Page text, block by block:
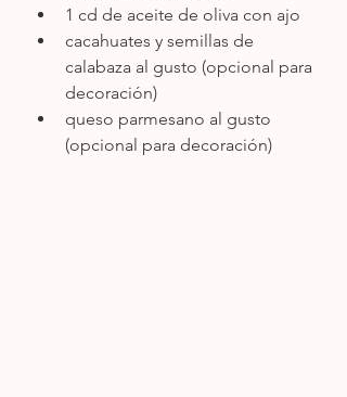
1 cd de aceite de oliva con ajo
cacahuates y semillas de
calabaza al gusto (opcional para
decoración)
queso parmesano al gusto
(opcional para decoración)